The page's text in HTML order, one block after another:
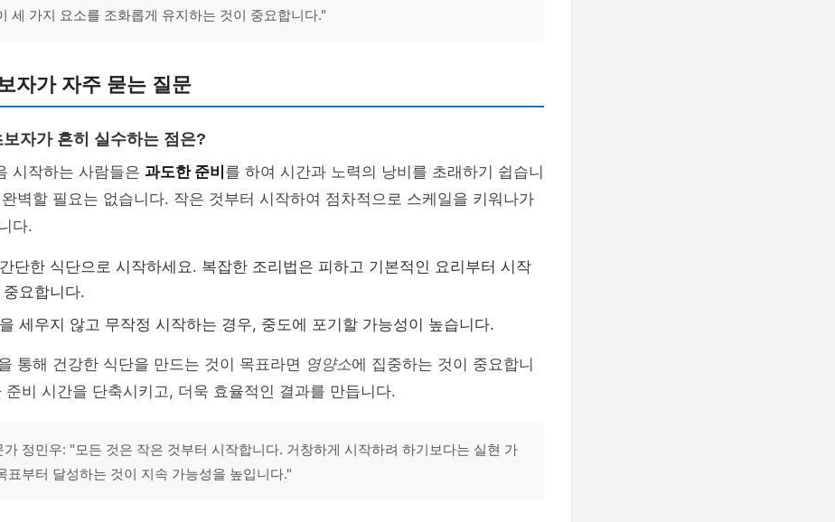
세 가지 요소를 조화롭게 유지하는 것이 중요합니다."
자가 자주 묻는 질문
자가 흔히 실수하는 점은?
시작하는 사람들은 과도한 준비 를 하여 시간과 노력의 낭비를 초래하기 쉽습니
벽할 필요는 없습니다. 작은 것부터 시작하여 점차적으로 스케일을 키워나가
다.
단한 식단으로 시작하세요. 복잡한 조리법은 피하고 기본적인 요리부터 시작
요합니다.
세우지 않고 무작정 시작하는 경우, 중도에 포기할 가능성이 높습니다.
통해 건강한 식단을 만드는 것이 목표라면 영양소에 집중하는 것이 중요합니
준비 시간을 단축시키고, 더욱 효율적인 결과를 만듭니다.
가 정민우: "모든 것은 작은 것부터 시작합니다. 거창하게 시작하려 하기보다는 실현 가
표부터 달성하는 것이 지속 가능성을 높입니다."